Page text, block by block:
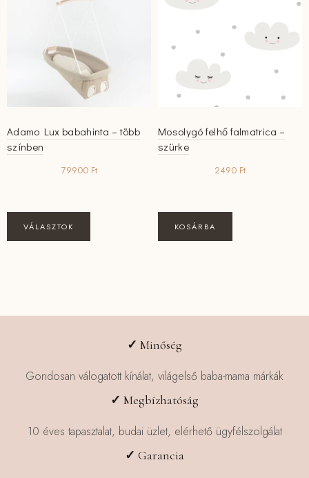
Adamo Lux babahinta – több
színben
79900 Ft
VÁLASZTOK
a
változatok
termékoldalon
választhatók
Mosolygó felhő falmatrica –
szürke
2490 Ft
KOSÁRBA
✓ Minőség
Gondosan válogatott kínálat, világelső baba-mama márkák
✓ Megbízhatóság
10 éves tapasztalat, budai üzlet, elérhető ügyfélszolgálat
✓ Garancia